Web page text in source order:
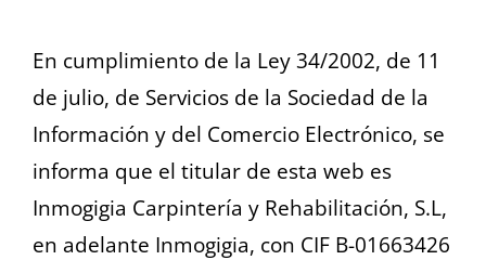
SERVICIOS
TRABAJOS
En cumplimiento de la Ley 34/2002, de 11
de julio, de Servicios de la Sociedad de la
Información y del Comercio Electrónico, se
informa que el titular de esta web es
Inmogigia Carpintería y Rehabilitación, S.L,
en adelante Inmogigia, con CIF B-01663426